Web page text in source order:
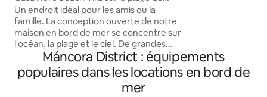
Ñuro, Pérou
Un endroit idéal pour les amis ou la
famille. La conception ouverte de notre
maison en bord de mer se concentre sur
l'océan, la plage et le ciel. De grandes
fenêtres et de hauts plafonds créent un
intérieur aéré et frais et un espace de
vie extérieur ombragé donne sur la
piscine, la terrasse, le jardin et l'océan.
🌅 Vue sur
à quelques pas
| ❄️ Climatisation |
Máncora District : équipements
populaires dans les locations en bord de
mer